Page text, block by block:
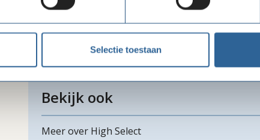
Selectie toestaan
Leden van Goede Doelen Nederland kunnen
Bekijk het ledenvoordeel bij de inkoopafspraak van
Bekijk ook
Meer over High Select